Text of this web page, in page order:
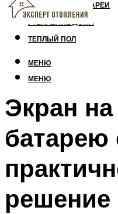
СОЛНЕЧНЫЕ БАТАРЕИ
УТЕПЛЕНИЕ ДОМА
ТЕПЛЫЙ ПОЛ
МЕНЮ
МЕНЮ
Экран
батарею
решение